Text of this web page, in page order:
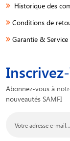
Historique des
Conditions de
Garantie &
Abonnez-vous à
nouveautés SAMFI